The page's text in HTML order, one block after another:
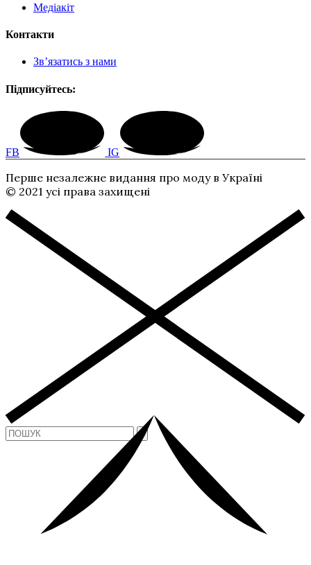
Медіакіт
Контакти
Зв’язатись з нами
Підписуйтесь:
FB IG
Перше незалежне видання про моду в Україні
© 2021 усі права захищені